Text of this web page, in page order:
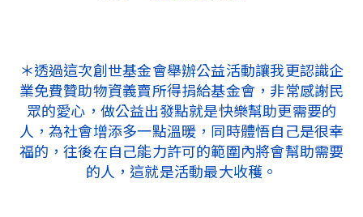
＊透過這次創世基金會舉辦公益活動讓我更認識企
業免費贊助物資義賣所得捐給基金會，非常感謝民
眾的愛心，做公益出發點就是快樂幫助更需要的
人，為社會增添多一點溫暖，同時體悟自己是很幸
福的，往後在自己能力許可的範圍內將會幫助需要
的人，這就是活動最大收穫。